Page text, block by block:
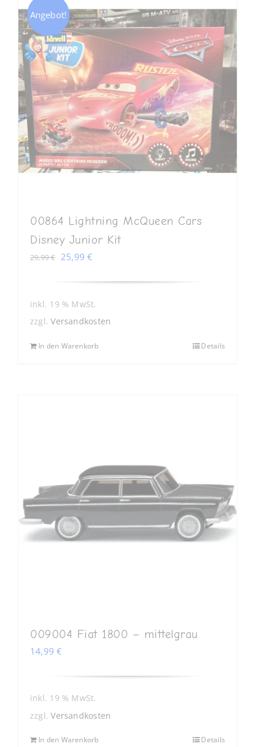
Angebot!
00864 Lightning McQueen Cars
Disney Junior Kit
29,99€ Ursprünglicher
war:
29,99 €
25,99€
ist:
25,99 €.
inkl. 19 % MwSt.
zzgl.Versandkosten
In den Warenkorb Details
009004 Fiat 1800 – mittelgrau
14,99€
inkl. 19 % MwSt.
zzgl.Versandkosten
In den Warenkorb Details